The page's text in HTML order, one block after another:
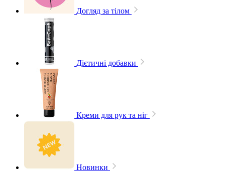
Догляд за тілом
Дієтичні добавки
Креми для рук та ніг
Новинки